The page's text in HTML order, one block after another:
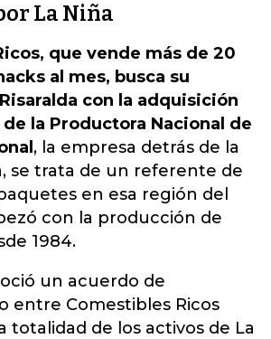
La Niña
que vende más de 20
al mes, busca su
con la adquisición
la Productora Nacional de
, la empresa detrás de la
se trata de un referente de
en esa región del
con la producción de
1984.
un acuerdo de
entre Comestibles Ricos
totalidad de los activos de La